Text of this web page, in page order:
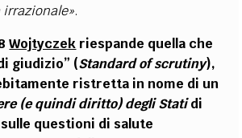
.
Wojtyczek riespande quella che
giudizio” (Standard of scrutiny),
ristretta in nome di un
(e quindi diritto) degli Statidi
questioni di salute